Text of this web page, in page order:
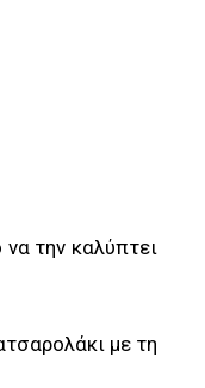
την καλύπτει
με τη